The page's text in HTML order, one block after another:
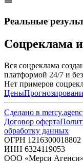
Реальные
Соцреклама
Вся соцреклама
платформой 24/7 и
Нет примеров
Цены
Сделано в
Договор оферта
обработку данных
ОГРН 1216300018802
ИНН 6324119053
ООО «Мерси Агенси»